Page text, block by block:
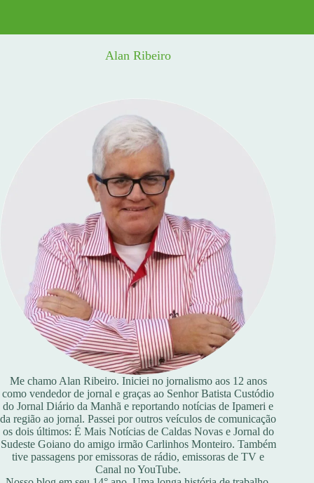
Alan Ribeiro
Me chamo Alan Ribeiro. Iniciei no jornalismo aos 12 anos
como vendedor de jornal e graças ao Senhor Batista Custódio
do Jornal Diário da Manhã e reportando notícias de Ipameri e
da região ao jornal. Passei por outros veículos de comunicação
os dois últimos: É Mais Notícias de Caldas Novas e Jornal do
Sudeste Goiano do amigo irmão Carlinhos Monteiro. Também
tive passagens por emissoras de rádio, emissoras de TV e
Canal no YouTube.